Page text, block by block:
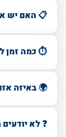
📋 האם יש
⏱️ כמה זמן
🌍 באיזה
❓ לא